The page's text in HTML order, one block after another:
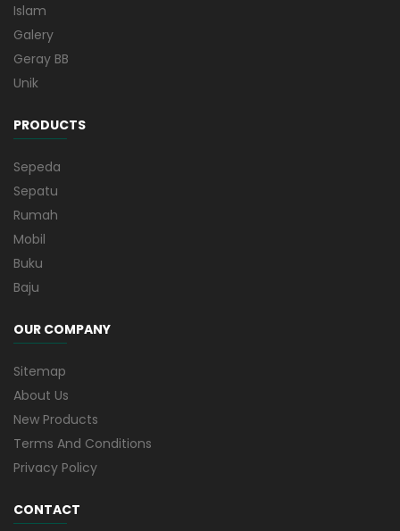
Islam
Galery
Geray BB
Unik
PRODUCTS
Sepeda
Sepatu
Rumah
Mobil
Buku
Baju
OUR COMPANY
Sitemap
About Us
New Products
Terms And Conditions
Privacy Policy
CONTACT